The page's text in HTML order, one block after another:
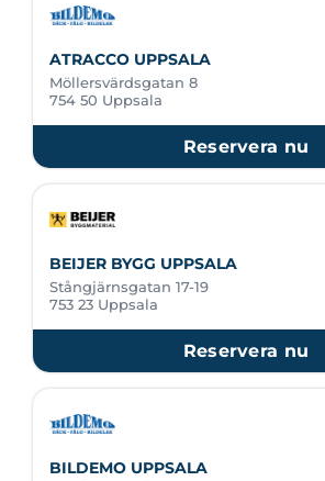
ATRACCO UPPSALA
Möllersvärdsgatan 8
754 50 Uppsala
Reservera nu
BEIJER BYGG UPPSALA
Stångjärnsgatan 17-19
753 23 Uppsala
Reservera nu
BILDEMO UPPSALA